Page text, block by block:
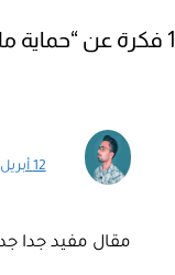
1 فكرة عن “حماية ملفات ومجلدات ووردبريس”
12 أبريل، 2023 الساعة 05:13
مقال مفيد جدا